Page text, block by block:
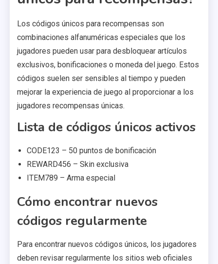
Los códigos únicos para recompensas son
combinaciones alfanuméricas especiales que los
jugadores pueden usar para desbloquear artículos
exclusivos, bonificaciones o moneda del juego. Estos
códigos suelen ser sensibles al tiempo y pueden
mejorar la experiencia de juego al proporcionar a los
jugadores recompensas únicas.
Lista de códigos únicos activos
CODE123 – 50 puntos de bonificación
REWARD456 – Skin exclusiva
ITEM789 – Arma especial
Cómo encontrar nuevos
códigos regularmente
Para encontrar nuevos códigos únicos, los jugadores
deben revisar regularmente los sitios web oficiales